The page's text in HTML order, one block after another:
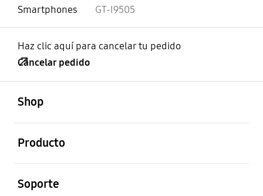
Smartphones
GT-I9505
Haz clic aquí para cancelar tu pedido
Cancelar pedido
Shop
Producto
Soporte